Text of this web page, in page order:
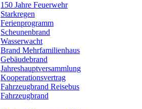
150 Jahre Feuerwehr
Starkregen
Ferienprogramm
Scheunenbrand
Wasserwacht
Brand Mehrfamilienhaus
Gebäudebrand
Jahreshauptversammlung
Kooperationsvertrag
Fahrzeugbrand Reisebus
Fahrzeugbrand